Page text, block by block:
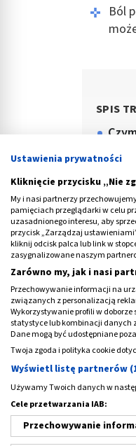
Ból
SPIS
Ustawienia prywatności
Kliknięcie przycisku „Nie
My i nasi partnerzy
pamięciach przeglądarki w celu
uzasadnionego interesu, aby
przycisk „Zarządzaj
kliknij odcisk palca lub link w
zasygnalizowane naszym
Zarówno my, jak i nasi
Przechowywanie informacji na
związanych z personalizacją
Wykorzystywanie profili w
statystyce lub kombinacji danych
Dane mogą być udostępniane
Twoja zgoda i polityka cookie
Wyświetl listę partnerów
Używamy Twoich danych w
Cele przetwarzania IAB:
Przechowywanie